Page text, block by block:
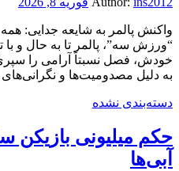
واکنش پالمر به شایعه جدایی:
“ورزش سه”، پالمر تا به حال و با
خودش، فصل نسبتاً آرامی را
به دلیل مصدومیت‌ها و
دسته‌بندی نشده
حکم میلیونی بازیکن
آبی‌ها